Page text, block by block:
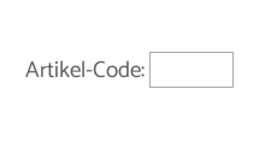
Artikel-Code: